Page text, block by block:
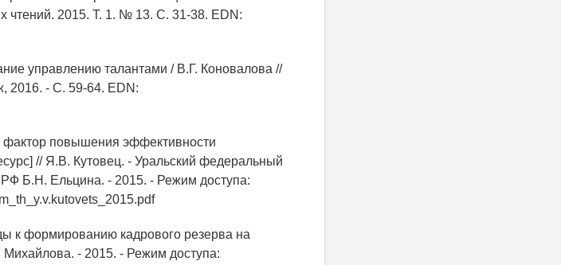
чтений. 2015. Т. 1. № 13. С. 31-38. EDN:
управлению талантами / В.Г. Коновалова //
2016. - C. 59-64. EDN:
фактор повышения эффективности
// Я.В. Кутовец. - Уральский федеральный
Б.Н. Ельцина. - 2015. - Режим доступа:
к формированию кадрового резерва на
Михайлова. - 2015. - Режим доступа: